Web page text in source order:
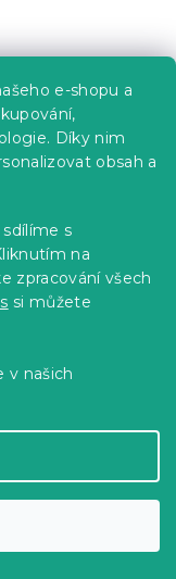
e-shopu a
Díky nim
obsah a
s
na
zpracování všech
si můžete
v našich
s